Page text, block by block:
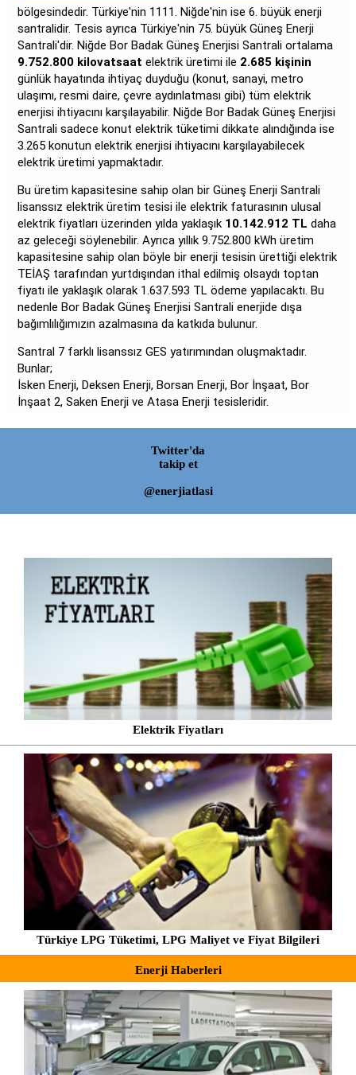
bölgesindedir. Türkiye'nin 1111. Niğde'nin ise 6. büyük enerji
santralidir. Tesis ayrıca Türkiye'nin 75. büyük Güneş Enerji
Santrali'dir. Niğde Bor Badak Güneş Enerjisi Santrali ortalama
9.752.800 kilovatsaat elektrik üretimi ile 2.685 kişinin
günlük hayatında ihtiyaç duyduğu (konut, sanayi, metro
ulaşımı, resmi daire, çevre aydınlatması gibi) tüm elektrik
enerjisi ihtiyacını karşılayabilir. Niğde Bor Badak Güneş Enerjisi
Santrali sadece konut elektrik tüketimi dikkate alındığında ise
3.265 konutun elektrik enerjisi ihtiyacını karşılayabilecek
elektrik üretimi yapmaktadır.
Bu üretim kapasitesine sahip olan bir Güneş Enerji Santrali
lisanssız elektrik üretim tesisi ile elektrik faturasının ulusal
elektrik fiyatları üzerinden yılda yaklaşık 10.142.912 TL daha
az geleceği söylenebilir. Ayrıca yıllık 9.752.800 kWh üretim
kapasitesine sahip olan böyle bir enerji tesisin ürettiği elektrik
TEİAŞ tarafından yurtdışından ithal edilmiş olsaydı toptan
fiyatı ile yaklaşık olarak 1.637.593 TL ödeme yapılacaktı. Bu
nedenle Bor Badak Güneş Enerjisi Santrali enerjide dışa
bağımlılığımızın azalmasına da katkıda bulunur.
Santral 7 farklı lisanssız GES yatırımından oluşmaktadır.
Bunlar;
İsken Enerji, Deksen Enerji, Borsan Enerji, Bor İnşaat, Bor
İnşaat 2, Saken Enerji ve Atasa Enerji tesisleridir.
Twitter'da
takip et
@enerjiatlasi
Elektrik Fiyatları
Türkiye LPG Tüketimi, LPG Maliyet ve Fiyat Bilgileri
Enerji Haberleri